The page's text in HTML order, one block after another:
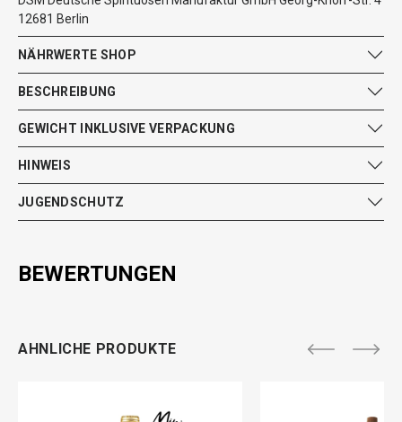
12681 Berlin
NÄHRWERTE SHOP
BESCHREIBUNG
GEWICHT INKLUSIVE VERPACKUNG
HINWEIS
JUGENDSCHUTZ
BEWERTUNGEN
AHNLICHE PRODUKTE